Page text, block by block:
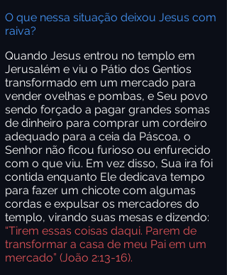
O que nessa situação deixou Jesus com
raiva?
Quando Jesus entrou no templo em
Jerusalém e viu o Pátio dos Gentios
transformado em um mercado para
vender ovelhas e pombas, e Seu povo
sendo forçado a pagar grandes somas
de dinheiro para comprar um cordeiro
adequado para a ceia da Páscoa, o
Senhor não ficou furioso ou enfurecido
com o que viu. Em vez disso, Sua ira foi
contida enquanto Ele dedicava tempo
para fazer um chicote com algumas
cordas e expulsar os mercadores do
templo, virando suas mesas e dizendo:
“Tirem essas coisas daqui. Parem de
transformar a casa de meu Pai em um
mercado” (João 2:13-16).